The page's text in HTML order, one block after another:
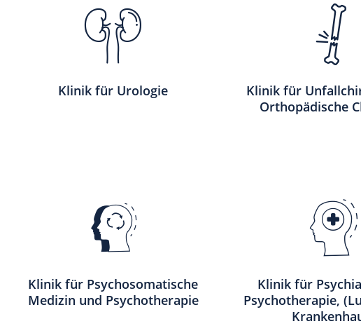
Klinik für Urologie
Klinik für
Orthopädische
Klinik für Psychosomatische
Medizin und Psychotherapie
Klinik für
Psychotherapie,